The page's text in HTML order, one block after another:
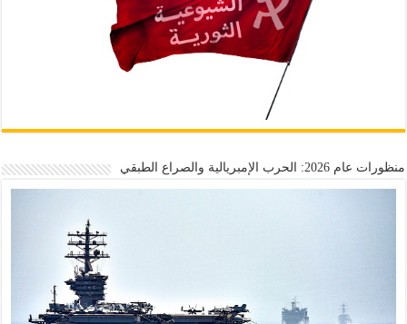
منظورات عام 2026: الحرب الإمبريالية والصراع الطبقي